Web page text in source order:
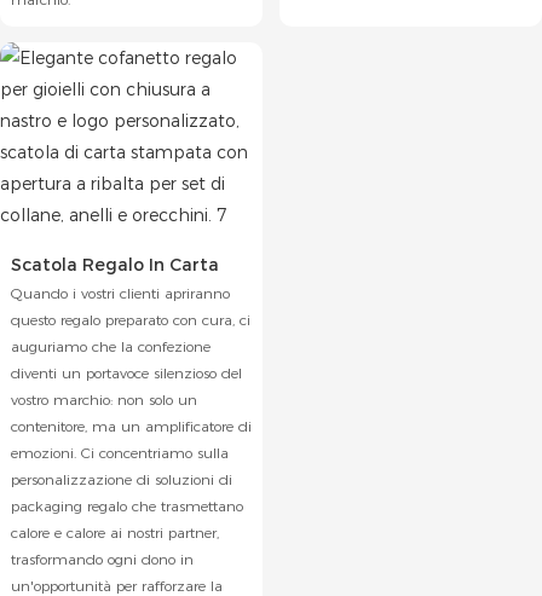
Scatola Regalo In Carta
Quando i vostri clienti apriranno
questo regalo preparato con cura, ci
auguriamo che la confezione
diventi un portavoce silenzioso del
vostro marchio: non solo un
contenitore, ma un amplificatore di
emozioni. Ci concentriamo sulla
personalizzazione di soluzioni di
packaging regalo che trasmettano
calore e calore ai nostri partner,
trasformando ogni dono in
un'opportunità per rafforzare la